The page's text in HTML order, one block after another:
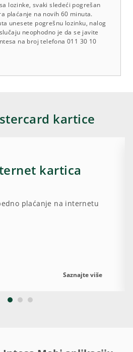
lozinke, svaki sledeći pogrešan
plaćanje na novih 60 minuta.
unesete pogrešnu lozinku, nalog
neophodno je da se javite
na broj telefona 011 30 10
kartice
kartica
plaćanje na internetu
Saznajte više